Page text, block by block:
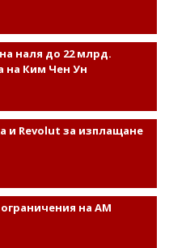
наля до 22 млрд.
на Ким Чен Ун
и Revolut за изплащане
на АМ